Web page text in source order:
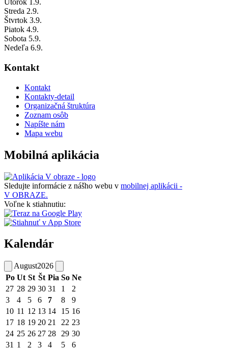
Utorok
.9.
Streda 2.9.
Štvrtok 3.9.
Piatok 4.9.
Sobota 5.9.
Nedeľa 6.9.
Kontakt
Kontakt
Kontakty-detail
Organizačná štruktúra
Zoznam osôb
Napíšte nám
Mapa webu
Mobilná aplikácia
Sledujte informácie z nášho webu v mobilnej aplikácii -
V OBRAZE.
Voľne k stiahnutiu:
Kalendár
August2026
Po Ut St Št Pia So Ne
27 28 29 30 31 1
2
3
4 5 6 7 8
9
10 11 12 13 14 15 16
17 18 19 20 21 22 23
24 25 26 27 28 29 30
31 1 2 3 4 5 6